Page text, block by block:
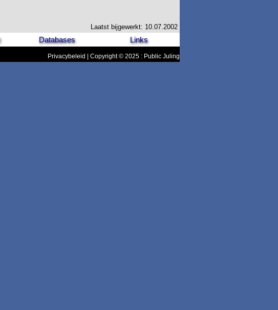
Laatst bijgewerkt: 10.07.2002
Databases Links
Privacybeleid | Copyright © 2025 : Public Juling